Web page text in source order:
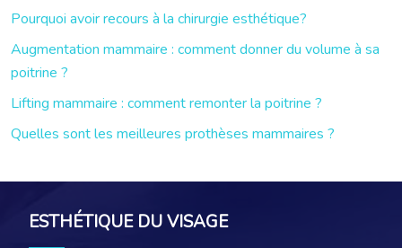
Pourquoi avoir recours à la chirurgie esthétique?
Augmentation mammaire : comment donner du volume à sa
poitrine ?
Lifting mammaire : comment remonter la poitrine ?
Quelles sont les meilleures prothèses mammaires ?
ESTHÉTIQUE DU VISAGE